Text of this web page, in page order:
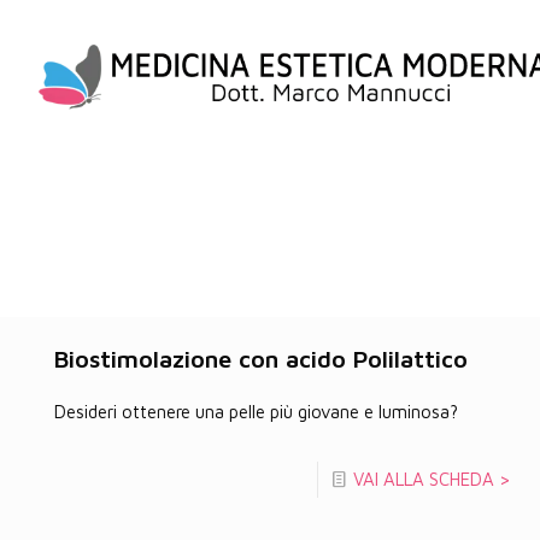
Biostimolazione con acido Polilattico
Desideri ottenere una pelle più giovane e luminosa?
VAI ALLA SCHEDA >